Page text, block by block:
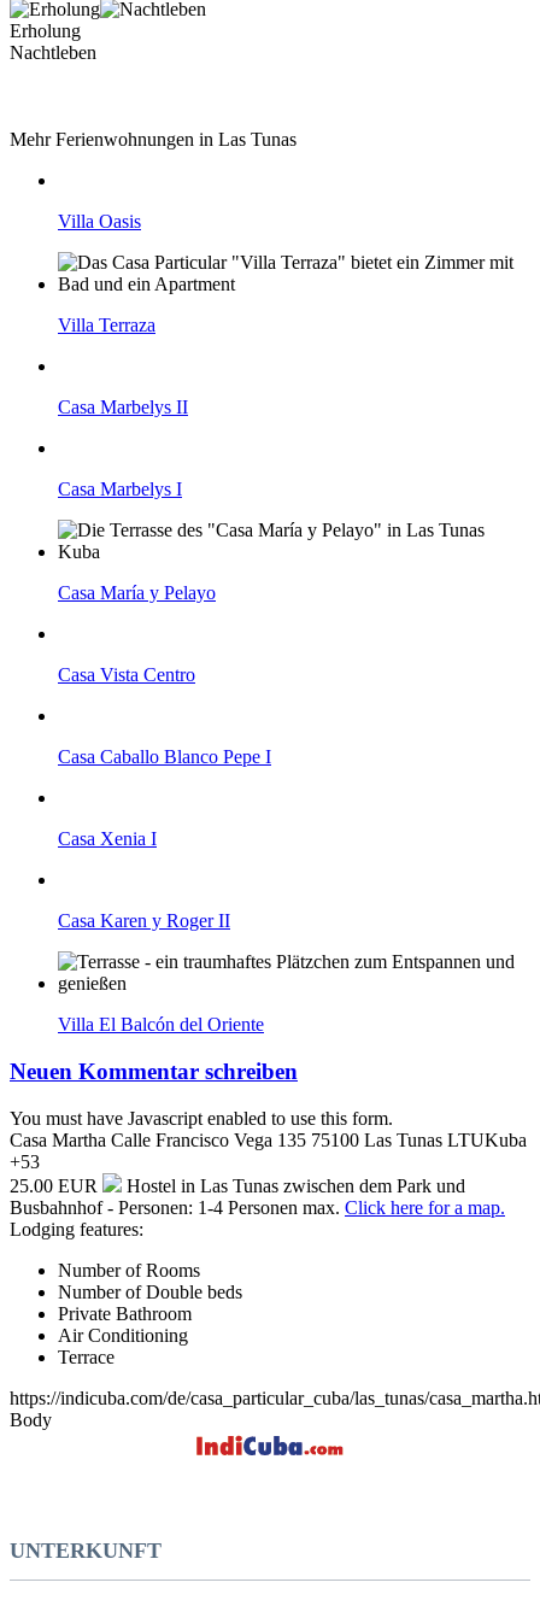
Erholung
Nachtleben
Mehr Ferienwohnungen in Las Tunas
Villa Oasis
Villa Terraza
Casa Marbelys II
Casa Marbelys I
Casa María y Pelayo
Casa Vista Centro
Casa Caballo Blanco Pepe I
Casa Xenia I
Casa Karen y Roger II
Villa El Balcón del Oriente
Neuen Kommentar schreiben
You must have Javascript enabled to use this form.
Casa Martha Calle Francisco Vega 135 75100 Las Tunas LTUKuba
+53
25.00 EUR
Hostel in Las Tunas zwischen dem Park und
Busbahnhof - Personen: 1-4 Personen max. Click here for a map.
Lodging features:
Number of Rooms
Number of Double beds
Private Bathroom
Air Conditioning
Terrace
https://indicuba.com/de/casa_particular_cuba/las_tunas/
Body
UNTERKUNFT